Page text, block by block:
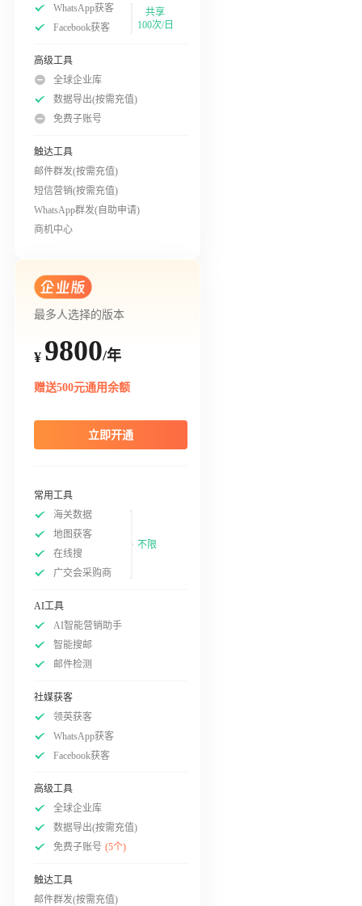
WhatsApp获客
Facebook获客
共享
100次/日
高级工具
全球企业库
数据导出(按需充值)
免费子账号
触达工具
邮件群发(按需充值)
短信营销(按需充值)
WhatsApp群发(自助申请)
商机中心
最多人选择的版本
¥ 9800/年
赠送500元通用余额
立即开通
常用工具
海关数据
地图获客
在线搜
广交会采购商
不限
AI工具
AI智能营销助手
智能搜邮
邮件检测
社媒获客
领英获客
WhatsApp获客
Facebook获客
高级工具
全球企业库
数据导出(按需充值)
免费子账号 (5个)
触达工具
邮件群发(按需充值)